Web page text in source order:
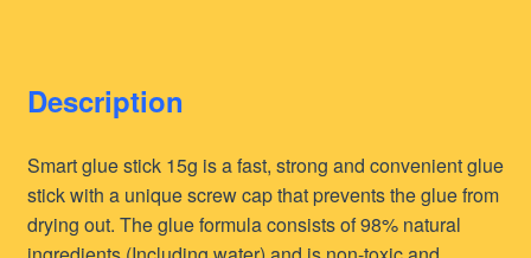
Description
Smart glue stick 15g is a fast, strong and convenient glue
stick with a unique screw cap that prevents the glue from
drying out. The glue formula consists of 98% natural